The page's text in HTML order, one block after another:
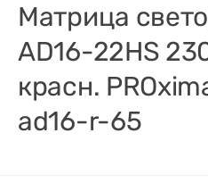
Матрица
AD16-22HS
красн.
ad16-r-65